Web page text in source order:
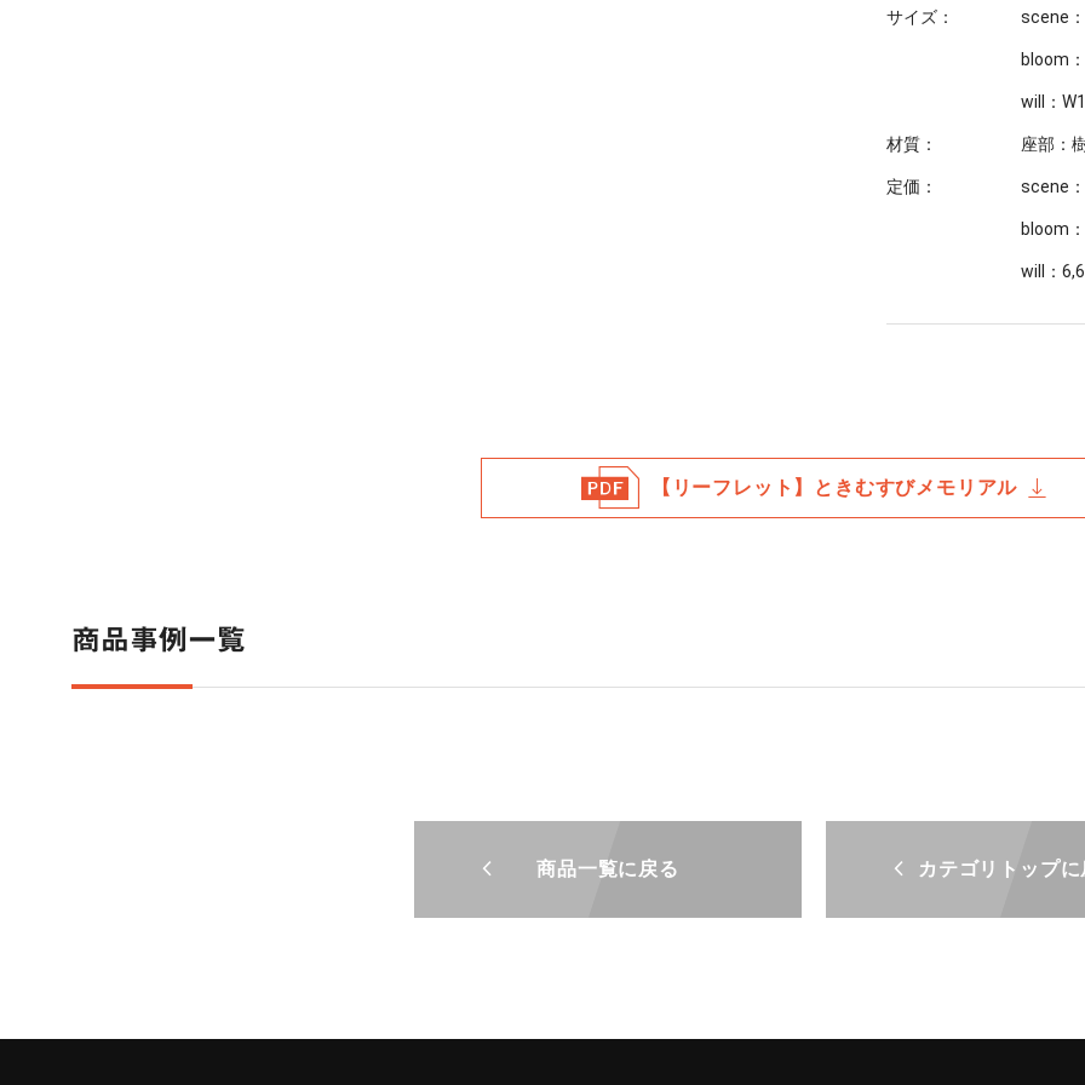
サイズ： scene
bloom
will：
材質： 座部：
定価： scene
bloom
will：
【リーフレット】ときむすびメモリアル
商品事例一覧
商品一覧に戻る カテゴリトップ